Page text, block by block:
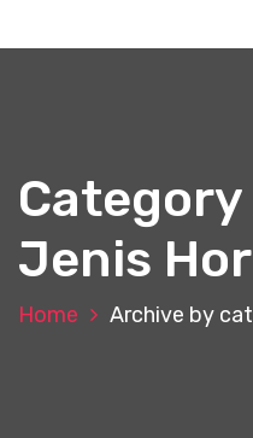
Jenis
Home Archive by